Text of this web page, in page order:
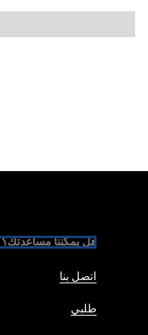
هل يمكننا مساعدتك؟
اتصل بنا
طلبي